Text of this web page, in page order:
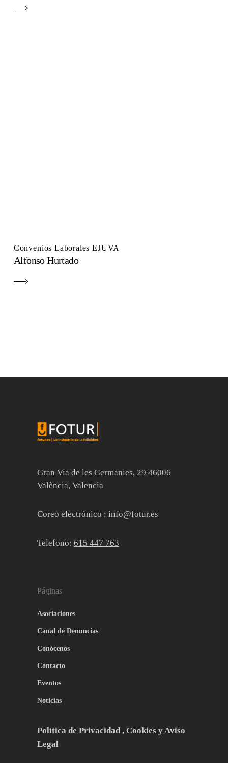
Convenios Laborales EJUVA
Alfonso Hurtado
Gran Via de les Germanies, 29 46006
València, Valencia
Coreo electrónico : info@fotur.es
Telefono: 615 447 763
Páginas
Asociaciones
Canal de Denuncias
Conócenos
Contacto
Eventos
Noticias
Política de Privacidad , Cookies y Aviso
Legal